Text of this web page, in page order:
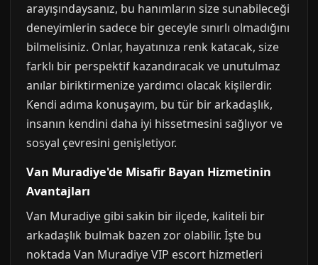
arayışındaysanız, bu hanımların size sunabileceği
deneyimlerin sadece bir geceyle sınırlı olmadığını
bilmelisiniz. Onlar, hayatınıza renk katacak, size
farklı bir perspektif kazandıracak ve unutulmaz
anılar biriktirmenize yardımcı olacak kişilerdir.
Kendi adıma konuşayım, bu tür bir arkadaşlık,
insanın kendini daha iyi hissetmesini sağlıyor ve
sosyal çevresini genişletiyor.
Van Muradiye'de Misafir Bayan Hizmetinin
Avantajları
Van Muradiye gibi sakin bir ilçede, kaliteli bir
arkadaşlık bulmak bazen zor olabilir. İşte bu
noktada Van Muradiye VIP escort hizmetleri